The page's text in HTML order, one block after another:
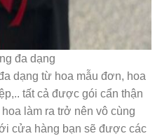
đa dạng
dạng từ hoa mẫu đơn, hoa
tất cả được gói cẩn thận
làm ra trở nên vô cùng
cửa hàng bạn sẽ được các